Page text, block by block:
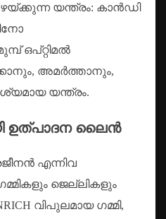
യന്ത്രം: കാൻഡി
ഒപ്റ്റിമൽ
അമർത്താനും,
യന്ത്രം.
ഉത്പാദന ലൈൻ
എന്നിവ
ജെല്ലികളും
വിപുലമായ ഗമ്മി,